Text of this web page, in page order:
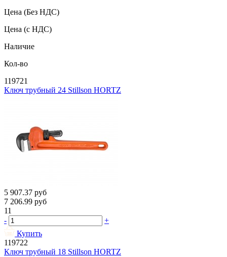
Цена (Без НДС)
Цена (с НДС)
Наличие
Кол-во
119721
Ключ трубный 24 Stillson HORTZ
5 907.37 руб
7 206.99 руб
11
-
+
Купить
119722
Ключ трубный 18 Stillson HORTZ